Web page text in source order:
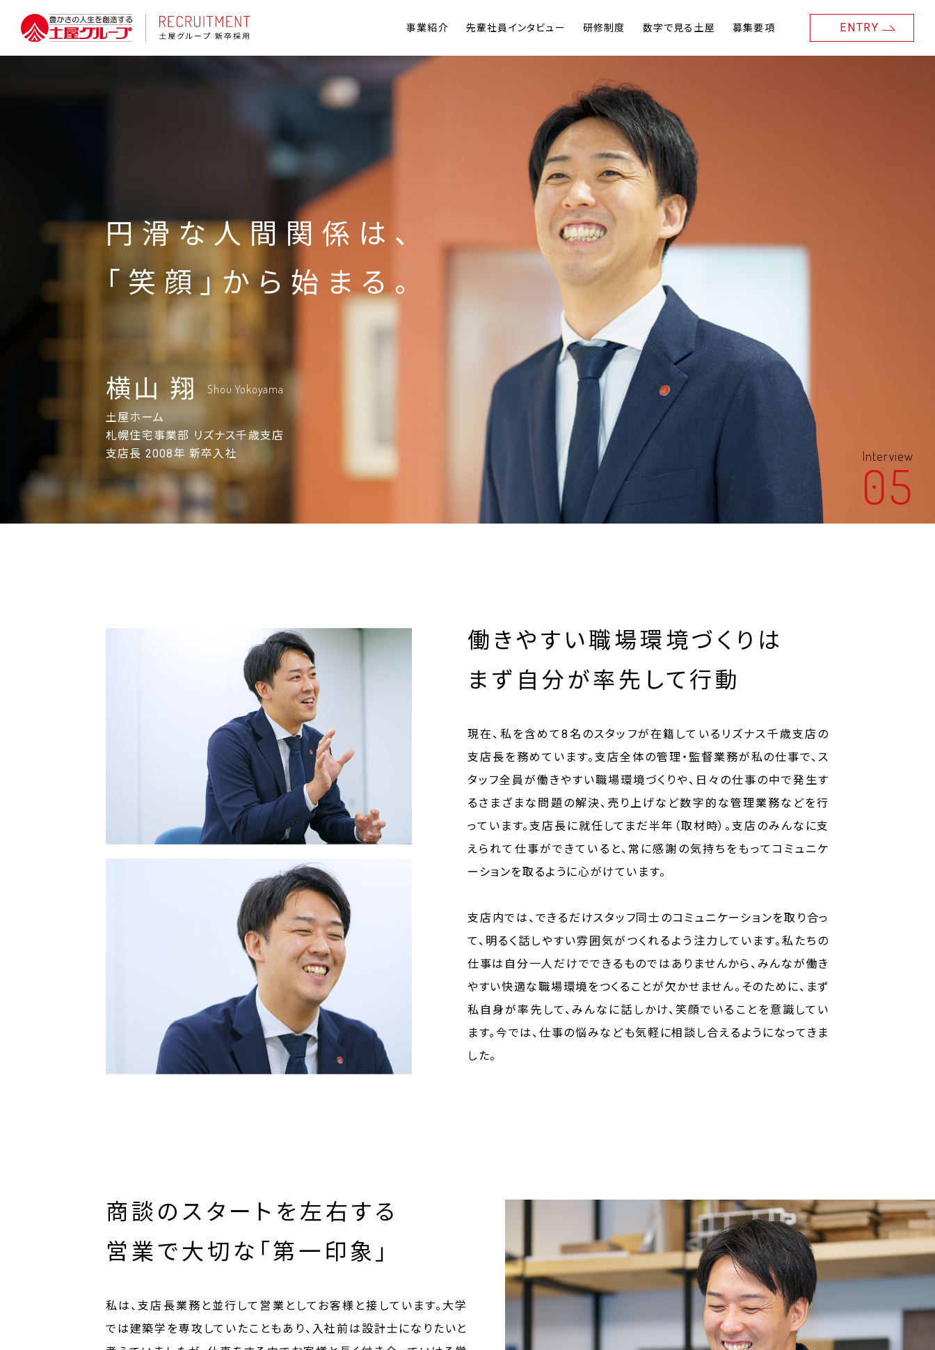
事業紹介 先輩社員インタビュー 研修制度 数字で見る土屋 募集要項 ENTRY
Interview
05
円滑な人間関係は、
「笑顔」から始まる。
横山 翔 Shou Yokoyama
土屋ホーム
札幌住宅事業部 リズナス千歳支店
支店長 2008年 新卒入社
働きやすい職場環境づくりは
まず自分が率先して行動
現在、私を含めて8名のスタッフが在籍しているリズナス千歳支店の
支店長を務めています。支店全体の管理・監督業務が私の仕事で、ス
タッフ全員が働きやすい職場環境づくりや、日々の仕事の中で発生す
るさまざまな問題の解決、売り上げなど数字的な管理業務などを行
っています。支店長に就任してまだ半年（取材時）。支店のみんなに支
えられて仕事ができていると、常に感謝の気持ちをもってコミュニケ
ーションを取るように心がけています。
支店内では、できるだけスタッフ同士のコミュニケーションを取り合っ
て、明るく話しやすい雰囲気がつくれるよう注力しています。私たちの
仕事は自分一人だけでできるものではありませんから、みんなが働き
やすい快適な職場環境をつくることが欠かせません。そのために、まず
私自身が率先して、みんなに話しかけ、笑顔でいることを意識してい
ます。今では、仕事の悩みなども気軽に相談し合えるようになってきま
した。
商談のスタートを左右する
営業で大切な「第一印象」
私は、支店長業務と並行して営業としてお客様と接しています。大学
では建築学を専攻していたこともあり、入社前は設計士になりたいと